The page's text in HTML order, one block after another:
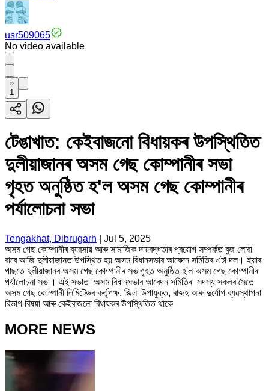
usr509065
No video available
1
টেঙাখাত: কেইবাজনো বিধায়কৰ উপস্থিতিত
দুলীয়াজানৰ অসম গেছ কোম্পানীৰ সভা
গৃহত অনুষ্ঠিত হ'ল অসম গেছ কোম্পানীৰ
পৰ্যালোচনা সভা‌
Tengakhat, Dibrugarh
Jul 5, 2025
অসম গেছ কোম্পানীৰ ব্যৱসায় আৰু সামাজিক দায়বদ্ধতাৰ প্ৰয়োগ সম্পৰ্কত বুজ লোৱা
বাবে আজি দুলীয়াজানত উপস্থিত হয় অসম বিধানসভাৰ আবেদন সমিতিৰ এটা দল। ইয়াৰ
পাছতে দুলীয়াজানৰ অসম গেছ কোম্পানীৰ সভাগৃহত অনুষ্ঠিত হ'ল অসম গেছ কোম্পানীৰ
পৰ্যালোচনা সভা‌। এই সভাত অসম বিধানসভাৰ আবেদন সমিতিৰ সদস্য সকলৰ সৈতে
অসম গেছ কোম্পানী লিমিটেডৰ কৰ্তৃপক্ষ, জিলা উপায়ুক্ত, ৰাজহ আৰু দুৰ্যোগ ব্যৱস্থাপনা
বিভাগ বিষয়া আৰু কেইবাজনো বিধায়কৰ উপস্থিতিত থাকে
MORE NEWS